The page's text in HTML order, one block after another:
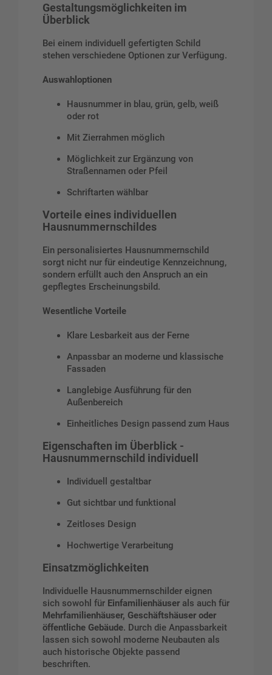
Gestaltungsmöglichkeiten im
Überblick
Bei einem individuell gefertigten Schild
stehen verschiedene Optionen zur Verfügung.
Auswahloptionen
Hausnummer in blau, grün, gelb, weiß
oder rot
Mit Zierrahmen möglich
Möglichkeit zur Ergänzung von
Straßennamen oder Pfeil
Schriftarten wählbar
Vorteile eines individuellen
Hausnummernschildes
Ein personalisiertes Hausnummernschild
sorgt nicht nur für eindeutige Kennzeichnung,
sondern erfüllt auch den Anspruch an ein
gepflegtes Erscheinungsbild.
Wesentliche Vorteile
Klare Lesbarkeit aus der Ferne
Anpassbar an moderne und klassische
Fassaden
Langlebige Ausführung für den
Außenbereich
Einheitliches Design passend zum Haus
Eigenschaften im Überblick -
Hausnummernschild individuell
Individuell gestaltbar
Gut sichtbar und funktional
Zeitloses Design
Hochwertige Verarbeitung
Einsatzmöglichkeiten
Individuelle Hausnummernschilder eignen
sich sowohl für Einfamilienhäuser als auch für
Mehrfamilienhäuser, Geschäftshäuser oder
öffentliche Gebäude. Durch die Anpassbarkeit
lassen sich sowohl moderne Neubauten als
auch historische Objekte passend
beschriften.